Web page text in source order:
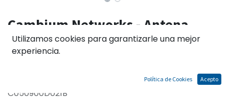
Cambium Networks - Antena
sectorial para ePMP 2000 5GHz
90/120 grados de apertura y
C050900D021B
Utilizamos cookies para garantizarle una mejor
experiencia.
Política de Cookies Acepto